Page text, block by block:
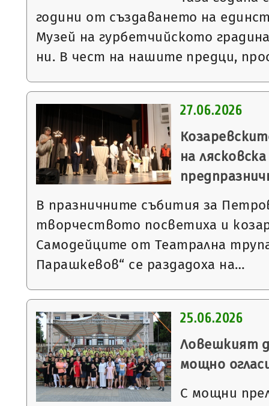
години от създаването на
Музей на гурбетчийското
ни. В чест на нашите предци,
27.06.2026
на
В празничните събития за
творчеството посветиха и
Самодейците от Театрална
Парашкевов“ се раздадоха на…
25.06.2026
Ловешкият
мощно
С мощни